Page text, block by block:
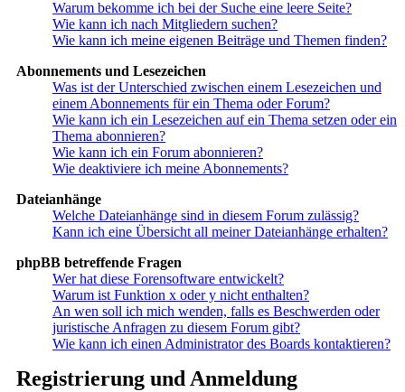
Warum bekomme ich bei der Suche eine leere Seite?
Wie kann ich nach Mitgliedern suchen?
Wie kann ich meine eigenen Beiträge und Themen finden?
Abonnements und Lesezeichen
Was ist der Unterschied zwischen einem Lesezeichen und
einem Abonnements für ein Thema oder Forum?
Wie kann ich ein Lesezeichen auf ein Thema setzen oder ein
Thema abonnieren?
Wie kann ich ein Forum abonnieren?
Wie deaktiviere ich meine Abonnements?
Dateianhänge
Welche Dateianhänge sind in diesem Forum zulässig?
Kann ich eine Übersicht all meiner Dateianhänge erhalten?
phpBB betreffende Fragen
Wer hat diese Forensoftware entwickelt?
Warum ist Funktion x oder y nicht enthalten?
An wen soll ich mich wenden, falls es Beschwerden oder
juristische Anfragen zu diesem Forum gibt?
Wie kann ich einen Administrator des Boards kontaktieren?
Registrierung und Anmeldung